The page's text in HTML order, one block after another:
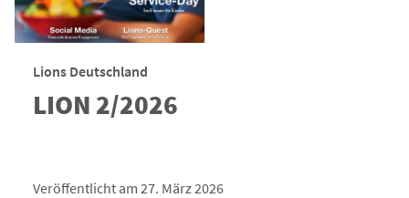
Lions Deutschland
LION 2/2026
Veröffentlicht am 27. März 2026